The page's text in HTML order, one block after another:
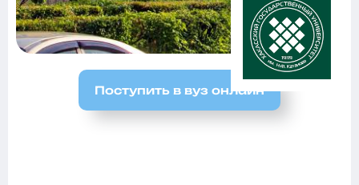
Поступить в вуз онлайн